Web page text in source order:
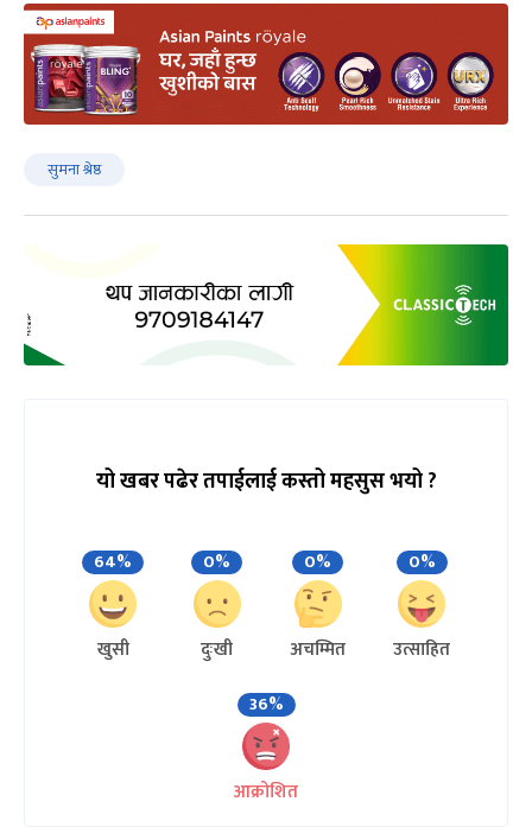
सुमना श्रेष्ठ
यो खबर पढेर तपाईलाई कस्तो महसुस भयो ?
64%
खुसी
0%
दुःखी
0%
अचम्मित
0%
उत्साहित
36%
आक्रोशित